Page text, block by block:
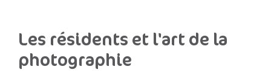
Les résidents et l'art de la
photographie